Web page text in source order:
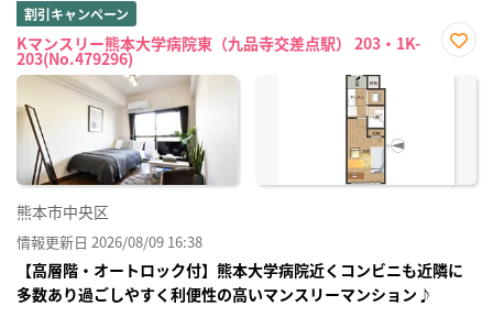
割引キャンペーン
Kマンスリー熊本大学病院東（九品寺交差点駅） 203・1K-
203(No.479296)
に入
熊本市中央区
情報更新日 2026/08/09 16:38
【高層階・オートロック付】熊本大学病院近くコンビニも近隣に
多数あり過ごしやすく利便性の高いマンスリーマンション♪